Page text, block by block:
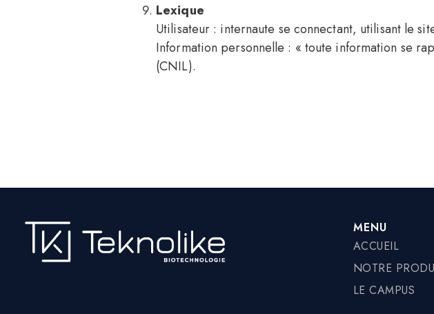
Lexique
Utilisateur : internaute se connectant, utilisant le
Information personnelle : « toute information se
(CNIL).
MENU
ACCUEIL
NOTRE
LE CAMPUS